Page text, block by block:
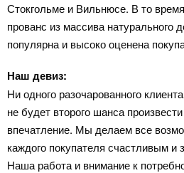
Стокгольме и Вильнюсе. В то
прованс из массива натурального
популярна и высоко оценена
Наш девиз:
Ни одного разочарованного
не будет второго шанса
впечатление. Мы делаем все
каждого покупателя счастливым и
Наша работа и внимание к